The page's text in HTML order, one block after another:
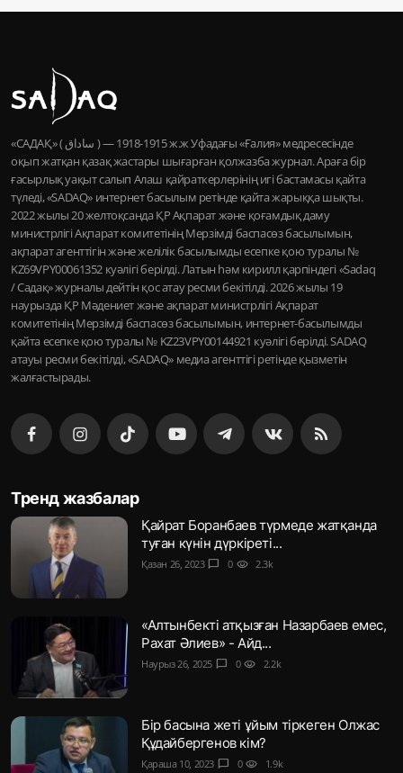
«САДАҚ» ( ساداق ) — 1915-1918 ж.ж Уфадағы «Ғалия» медресесінде
оқып жатқан қазақ жастары шығарған қолжазба журнал. Араға бір
ғасырлық уақыт салып Алаш қайраткерлерінің игі бастамасы қайта
түледі, «SADAQ» интернет басылым ретінде қайта жарыққа шықты.
2022 жылы 20 желтоқсанда ҚР Ақпарат және қоғамдық даму
министрлігі Ақпарат комитетінің Мерзімді баспасөз басылымын,
ақпарат агенттігін және желілік басылымды есепке қою туралы №
KZ69VPY00061352 куәлігі берілді. Латын һәм кирилл қарпіндегі «Sadaq
/ Садақ» журналы дейтін қос атау ресми бекітілді. 2026 жылы 19
наурызда ҚР Мәдениет және ақпарат министрлігі Ақпарат
комитетінің Мерзімді баспасөз басылымын, интернет-басылымды
қайта есепке қою туралы № KZ23VPY00144921 куәлігі берілді. SADAQ
атауы ресми бекітілді, «SADAQ» медиа агенттігі ретінде қызметін
жалғастырады.
Тренд жазбалар
Қайрат Боранбаев түрмеде жатқанда
туған күнін дүркіреті...
Қазан 26, 2023 chat_bubble 0 visibility 2.3k
«Алтынбекті атқызған Назарбаев емес,
Рахат Әлиев» - Айд...
Наурыз 26, 2025 chat_bubble 0 visibility 2.2k
Бір басына жеті ұйым тіркеген Олжас
Құдайбергенов кім?
Қараша 10, 2023 chat_bubble 0 visibility 1.9k